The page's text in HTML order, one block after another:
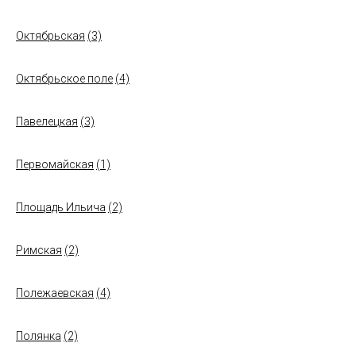
Октябрьская (3)
Октябрьское поле (4)
Павелецкая (3)
Первомайская (1)
Площадь Ильича (2)
Римская (2)
Полежаевская (4)
Полянка (2)